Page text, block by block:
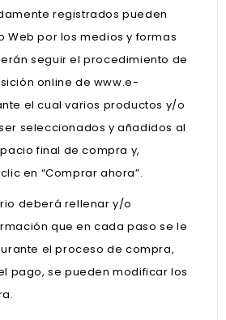
registrados pueden
Web por los medios y formas
seguir el procedimiento de
online de www.e-
el cual varios productos y/o
seleccionados y añadidos al
final de compra y,
en “Comprar ahora”.
deberá rellenar y/o
que en cada paso se le
el proceso de compra,
pago, se pueden modificar los